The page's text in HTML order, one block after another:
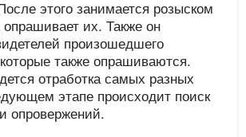
этого занимается розыском
их. Также он
произошедшего
также опрашиваются.
отработка самых разных
этапе происходит поиск
опровержений.